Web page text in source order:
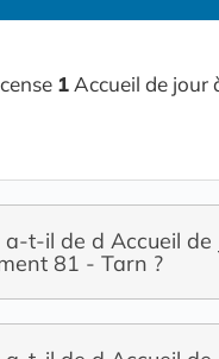
1 Accueil de jour
a-t-il de d Accueil de
81 - Tarn ?